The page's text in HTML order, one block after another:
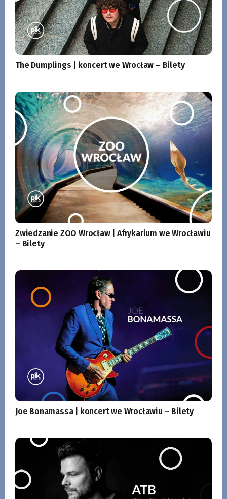
The Dumplings | koncert we Wrocław – Bilety
Zwiedzanie ZOO Wrocław | Afrykarium we Wrocławiu
– Bilety
Joe Bonamassa | koncert we Wrocławiu – Bilety